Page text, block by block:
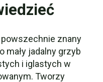
znany
mały jadalny grzyb
i iglastych w
Tworzy